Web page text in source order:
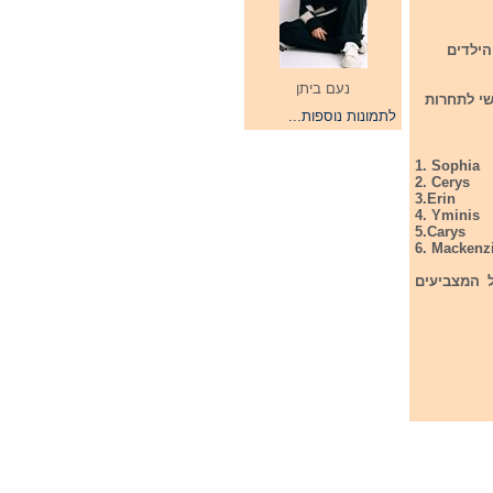
נעם ביתן
לתמונות נוספות...
הילדים
הוולשי לתחרות
1. Sophia
2. Cerys
3.Erin
4. Yminis
5.Carys
6.
המצביעים